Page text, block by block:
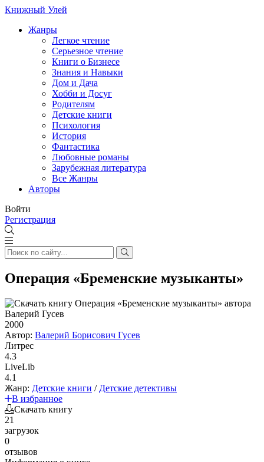
Книжный Улей
Жанры
Легкое чтение
Серьезное чтение
Книги о Бизнесе
Знания и Навыки
Дом и Дача
Хобби и Досуг
Родителям
Детские книги
Психология
История
Фантастика
Любовные романы
Зарубежная литература
Все Жанры
Авторы
Войти
Регистрация
Операция «Бременские музыканты»
2000
Автор: Валерий Борисович Гусев
Литрес
4.3
LiveLib
4.1
Жанр: Детские книги / Детские детективы
В избранное
Скачать книгу
21
загрузок
0
отзывов